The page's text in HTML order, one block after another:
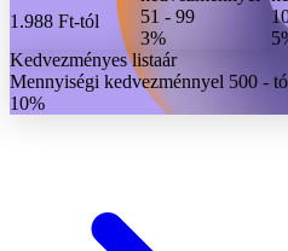
1.988 Ft-tól
51 - 99
3%
Kedvezményes listaár
Mennyiségi kedvezménnyel 500 -
10%